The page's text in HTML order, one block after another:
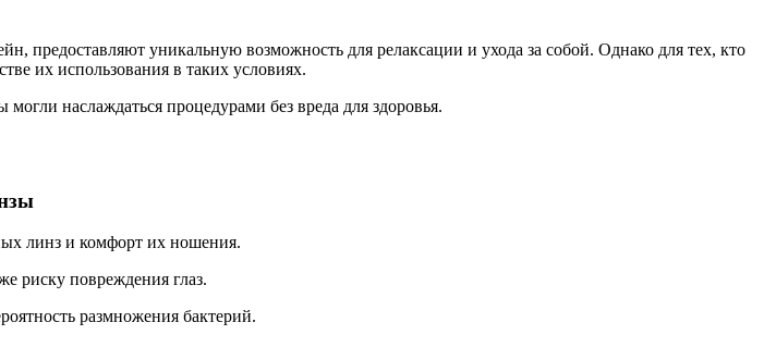
предоставляют уникальную возможность для релаксации и ухода за собой. Однако для тех, кто
их использования в таких условиях.
наслаждаться процедурами без вреда для здоровья.
линз и комфорт их ношения.
риску повреждения глаз.
размножения бактерий.